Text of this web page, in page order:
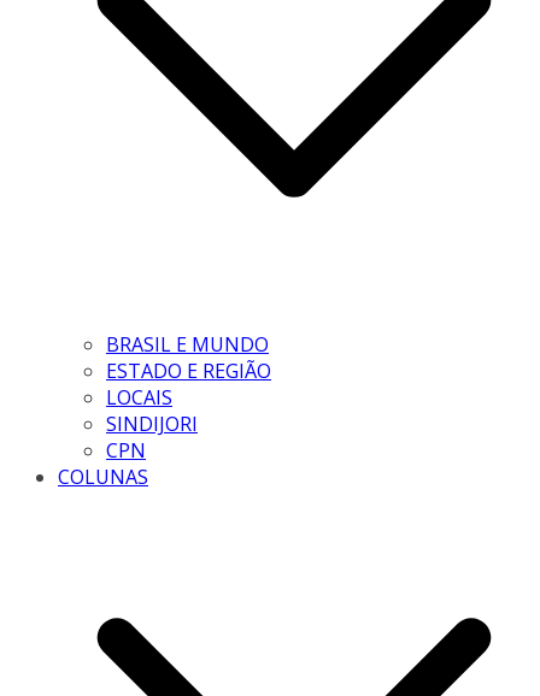
BRASIL E MUNDO
ESTADO E REGIÃO
LOCAIS
SINDIJORI
CPN
COLUNAS